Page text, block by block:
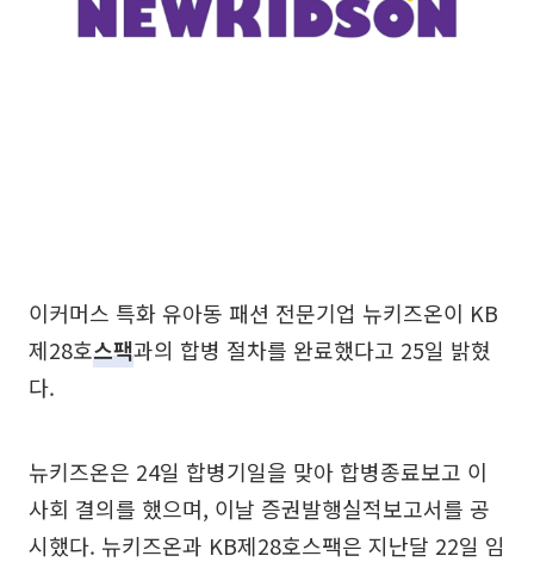
이커머스 특화 유아동 패션 전문기업 뉴키즈온이 KB
제28호스팩과의 합병 절차를 완료했다고 25일 밝혔
다.
뉴키즈온은 24일 합병기일을 맞아 합병종료보고 이
사회 결의를 했으며, 이날 증권발행실적보고서를 공
시했다. 뉴키즈온과 KB제28호스팩은 지난달 22일 임